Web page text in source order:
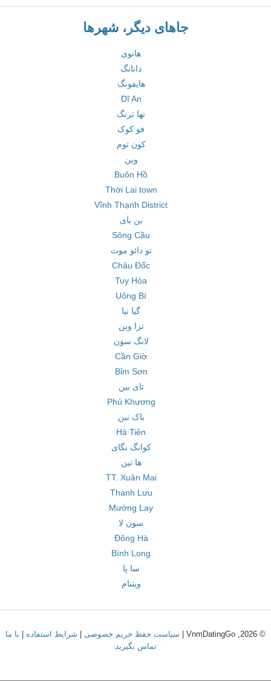
جاهای دیگر، شهرها
هانوی
دانانگ
هایفونگ
Dĩ An
نها ترنگ
فو کوک
کون توم
وین
Buôn Hồ
Thới Lai town
Vĩnh Thạnh District
ین بای
Sông Cầu
تو دائو موت
Châu Đốc
Tuy Hòa
Uông Bí
گیا نیا
ترا وین
لانگ سون
Cần Giờ
Bỉm Sơn
تای بین
Phú Khương
باک نین
Hà Tiên
کوانگ نگای
ها تین
TT. Xuân Mai
Thanh Lưu
Mường Lay
سون لا
Đông Hà
Bình Long
سا پا
ویتنام
© 2026, VnmDatingGo | سیاست حفظ حریم خصوصی شرایط استفاده
با ما
تماس بگیرید